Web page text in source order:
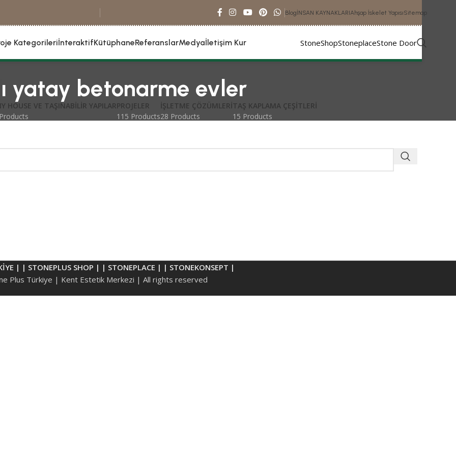
BlogİNSAN KAYNAKLARIAhşap İskelet YapısıSitemap
KategorileriİnteraktifKütüphaneReferanslarMedyaİletişim Kur StoneShopStoneplaceStone Door
yatay betonarme evler
HOUSE VE TAŞINABILIR YAPILARPROJELER
115 Products
İŞLETME ÇÖZÜMLERI
28 Products
TAŞ KAPLAMA ÇEŞITLERI
15 Products
| | STONEPLUS SHOP | | STONEPLACE | | STONEKONSEPT |
Plus Türkiye | Kent Estetik Merkezi | All rights reserved